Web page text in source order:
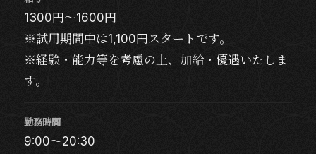
1300円～1600円
※試用期間中は1,100円スタートです。
※経験・能力等を考慮の上、加給・優遇いたしま
す。
勤務時間
9:00～20:30